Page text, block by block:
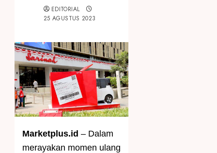
EDITORIAL
25 AGUSTUS 2023
Marketplus.id – Dalam
merayakan momen ulang